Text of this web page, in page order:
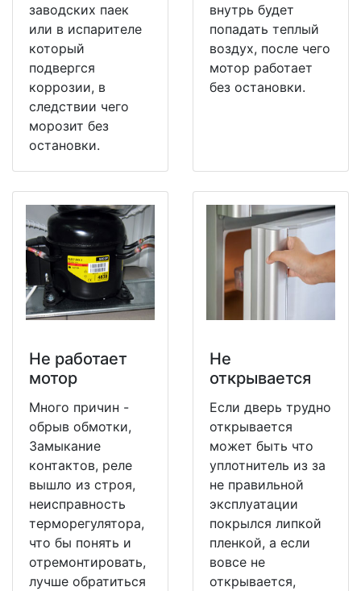
заводских паек
или в испарителе
который
подвергся
коррозии, в
следствии чего
морозит без
остановки.
внутрь будет
попадать теплый
воздух, после чего
мотор работает
без остановки.
Не работает
мотор
Много причин -
обрыв обмотки,
Замыкание
контактов, реле
вышло из строя,
неисправность
терморегулятора,
что бы понять и
отремонтировать,
лучше обратиться
Не
открывается
Если дверь трудно
открывается
может быть что
уплотнитель из за
не правильной
эксплуатации
покрылся липкой
пленкой, а если
вовсе не
открывается,